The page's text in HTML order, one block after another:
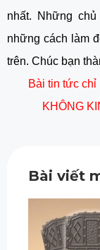
nhất. Những
những cách làm
trên. Chúc bạn
Bài tin tức chỉ
KHÔNG
Bài viết